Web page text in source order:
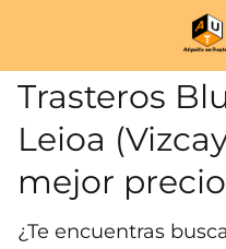
Trasteros
Leioa
mejor precio
¿Te encuentras